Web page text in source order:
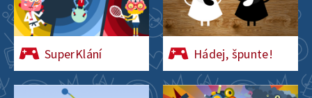
SuperKlání Hádej, špunte!